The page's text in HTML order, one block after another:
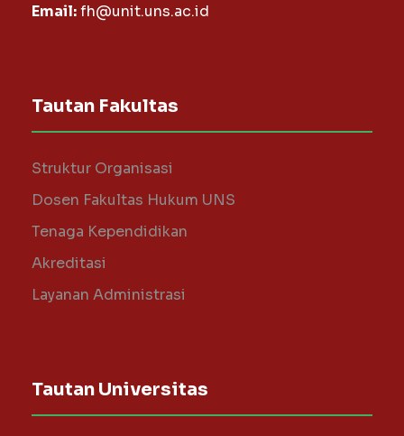
Email:fh@unit.uns.ac.id
Tautan Fakultas
Struktur Organisasi
Dosen Fakultas Hukum UNS
Tenaga Kependidikan
Akreditasi
Layanan Administrasi
Tautan Universitas